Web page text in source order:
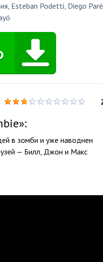
, Esteban Podetti, Diego
в зомби и уже наводнен
— Билл, Джон и Макс